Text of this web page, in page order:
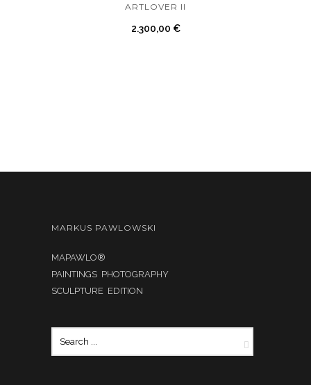
ARTLOVER II
2.300,00 €
MARKUS PAWLOWSKI
MAPAWLO®
PAINTINGS PHOTOGRAPHY
SCULPTURE EDITION